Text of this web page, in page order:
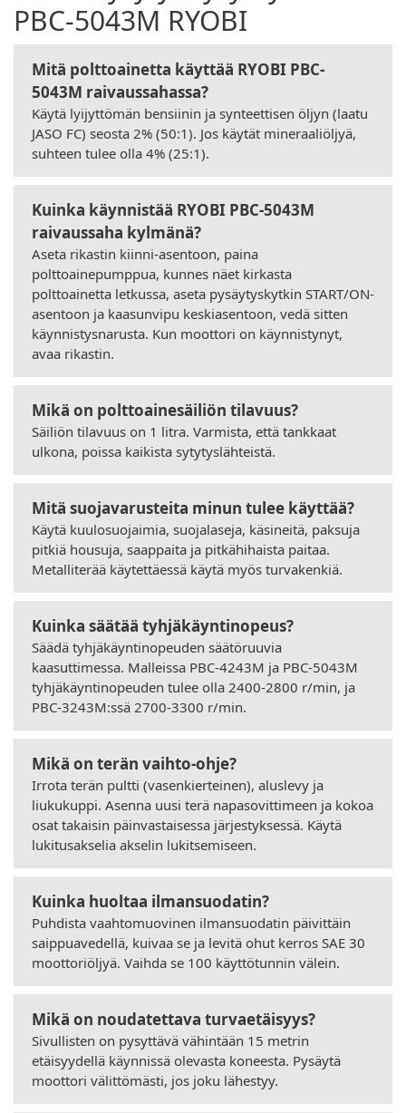
PBC-5043M RYOBI
Mitä polttoainetta käyttää RYOBI PBC-
5043M raivaussahassa?
Käytä lyijyttömän bensiinin ja synteettisen öljyn (laatu
JASO FC) seosta 2% (50:1). Jos käytät mineraaliöljyä,
suhteen tulee olla 4% (25:1).
Kuinka käynnistää RYOBI PBC-5043M
raivaussaha kylmänä?
Aseta rikastin kiinni-asentoon, paina
polttoainepumppua, kunnes näet kirkasta
polttoainetta letkussa, aseta pysäytyskytkin START/ON-
asentoon ja kaasunvipu keskiasentoon, vedä sitten
käynnistysnarusta. Kun moottori on käynnistynyt,
avaa rikastin.
Mikä on polttoainesäiliön tilavuus?
Säiliön tilavuus on 1 litra. Varmista, että tankkaat
ulkona, poissa kaikista sytytyslähteistä.
Mitä suojavarusteita minun tulee käyttää?
Käytä kuulosuojaimia, suojalaseja, käsineitä, paksuja
pitkiä housuja, saappaita ja pitkähihaista paitaa.
Metalliterää käytettäessä käytä myös turvakenkiä.
Kuinka säätää tyhjäkäyntinopeus?
Säädä tyhjäkäyntinopeuden säätöruuvia
kaasuttimessa. Malleissa PBC-4243M ja PBC-5043M
tyhjäkäyntinopeuden tulee olla 2400-2800 r/min, ja
PBC-3243M:ssä 2700-3300 r/min.
Mikä on terän vaihto-ohje?
Irrota terän pultti (vasenkierteinen), aluslevy ja
liukukuppi. Asenna uusi terä napasovittimeen ja kokoa
osat takaisin päinvastaisessa järjestyksessä. Käytä
lukitusakselia akselin lukitsemiseen.
Kuinka huoltaa ilmansuodatin?
Puhdista vaahtomuovinen ilmansuodatin päivittäin
saippuavedellä, kuivaa se ja levitä ohut kerros SAE 30
moottoriöljyä. Vaihda se 100 käyttötunnin välein.
Mikä on noudatettava turvaetäisyys?
Sivullisten on pysyttävä vähintään 15 metrin
etäisyydellä käynnissä olevasta koneesta. Pysäytä
moottori välittömästi, jos joku lähestyy.